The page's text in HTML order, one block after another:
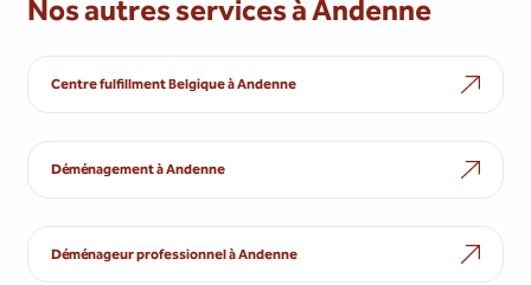
Nos autres services à Andenne
Centre fulfillment Belgique à Andenne
Déménagement à Andenne
Déménageur professionnel à Andenne